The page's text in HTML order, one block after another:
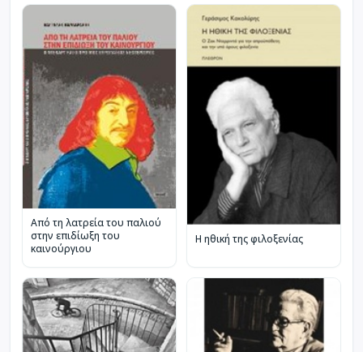
Από τη λατρεία του παλιού
στην επιδίωξη του
καινούργιου
Η ηθική της φιλοξενίας